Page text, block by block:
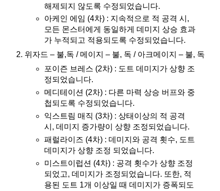
해제되지 않도록 수정되었습니다.
아케인 에임 (4차) : 지속적으로 적 공격 시,
모든 몬스터에게 동일하게 데미지 상승 효과
가 누적되고 적용되도록 수정되었습니다.
위자드 – 불,독 / 메이지 – 불, 독 / 아크메이지 – 불, 독
포이즌 브레스 (2차) : 도트 데미지가 상향 조
정되었습니다.
메디테이션 (2차) : 다른 마력 상승 버프와 중
첩되도록 수정되었습니다.
익스트림 매직 (3차) : 상태이상의 적 공격
시, 데미지 증가량이 상향 조정되었습니다.
패럴라이즈 (4차) : 데미지와 공격 횟수, 도트
데미지가 상향 조정 되었습니다.
미스트이럽션 (4차) : 공격 횟수가 상향 조정
되었고, 데미지가 조정되었습니다. 또한, 적
용된 도트 1개 이상일 때 데미지가 증폭되도